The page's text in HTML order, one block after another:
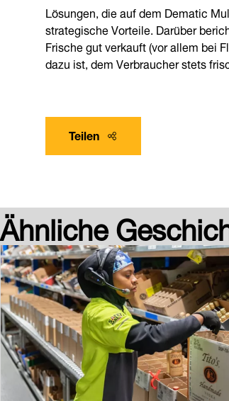
Lösungen, die auf dem Dematic
strategische Vorteile. Darüber
Frische gut verkauft (vor allem bei
dazu ist, dem Verbraucher stets
Teilen
Ähnliche